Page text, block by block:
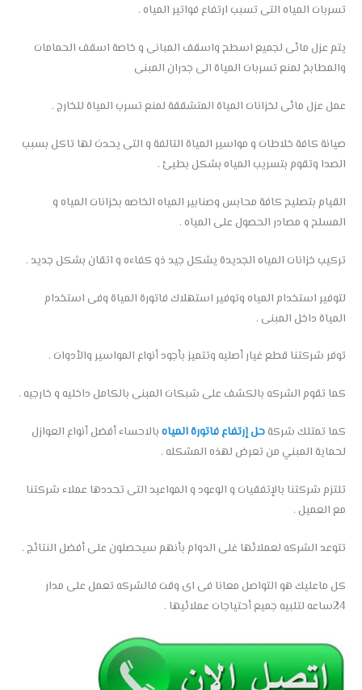
تسربات المياه التى تسبب ارتفاع فواتير المياه .
يتم عزل مائى لجميع اسطح واسقف المبانى و خاصة اسقف الحمامات
والمطابخ لمنع تسربات المياة الى جدران المبنى
عمل عزل مائى لخزانات المياة المتشققة لمنع تسرب المياة للخارج .
صيانة كافة خلاطات و مواسير المياة التالفة و التى يحدث لها تاكل بسبب
الصدا وتقوم بتسريب المياه بشكل بطيئ .
القيام بتصليح كافة محابس وصنابير المياه الخاصه بخزانات المياه و
المسلح و مصادر الحصول على المياه .
تركيب خزانات المياه الجديدة يشكل جيد ذو كفاءه و اتقان بشكل جديد .
لتوفير استخدام المياه وتوفير استهلاك فاتورة المياة وفى استخدام
المياة داخل المبنى .
توفر شركتنا قطع غيار أصليه وتتميز بأجود أنواع المواسير والأدوات .
كما تقوم الشركه بالكشف على شبكات المبنى بالكامل داخليه و خارجيه .
كما تمتلك شركةحل إرتفاع فاتورة المياهبالاحساء أفضل أنواع العوازل
لحماية المبني من تعرض لهذه المشكله .
تلتزم شركتنا بالإتفقيات و الوعود و المواعيد التى تحددها عملاء شركتنا
مع العميل .
تتوعد الشركه لعملائها غلى الدوام بأنهم سيحصلون على أفضل النتائج .
كل ماعليك هو التواصل معانا فى اى وقت فالشركه تعمل على مدار
24ساعه لتلبيه جميع أحتياجات عملائيها .